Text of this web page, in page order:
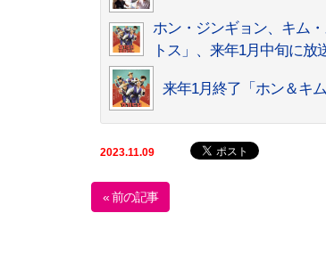
ホン・ジンギョン、キム
トス」、来年1月中旬に放
来年1月終了「ホン＆キ
2023.11.09
« 前の記事